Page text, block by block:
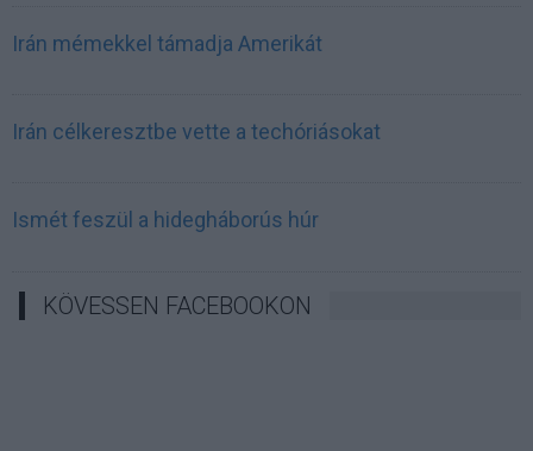
Irán mémekkel támadja Amerikát
Irán célkeresztbe vette a techóriásokat
Ismét feszül a hidegháborús húr
KÖVESSEN FACEBOOKON